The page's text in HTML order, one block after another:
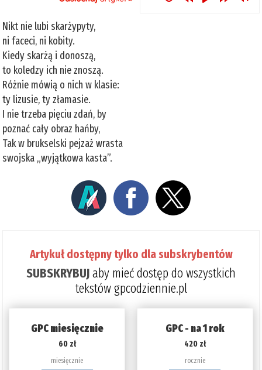
Nikt nie lubi skarżypyty,
ni faceci, ni kobity.
Kiedy skarżą i donoszą,
to koledzy ich nie znoszą.
Różnie mówią o nich w klasie:
ty lizusie, ty złamasie.
I nie trzeba pięciu zdań, by
poznać cały obraz hańby,
Tak w brukselski pejzaż wrasta
swojska „wyjątkowa kasta”.
Artykuł dostępny tylko dla subskrybentów
SUBSKRYBUJaby mieć dostęp do wszystkich
tekstów gpcodziennie.pl
GPC miesięcznie
60 zł
miesięcznie
GPC - na 1 rok
420 zł
rocznie